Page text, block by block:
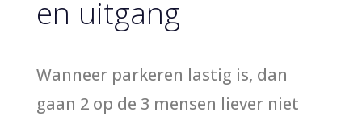
en uitgang
Wanneer parkeren lastig is, dan
gaan 2 op de 3 mensen liever niet